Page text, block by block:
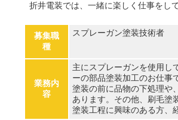
折井電装では、一緒に楽しく仕事をし
募集職
種
スプレーガン塗装技術者
業務内
容
主にスプレーガンを使用し
ーの部品塗装加工のお仕事
塗装の前に品物の下処理や
あります。その他、刷毛塗
塗装工程に興味のある方、